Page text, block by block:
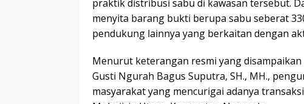
praktik distribusi sabu di kawasan tersebut.
menyita barang bukti berupa sabu seberat
pendukung lainnya yang berkaitan dengan
Menurut keterangan resmi yang
Gusti Ngurah Bagus Suputra, SH., MH.,
masyarakat yang mencurigai adanya